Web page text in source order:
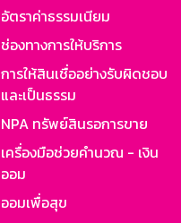
อัตราค่าธรรมเนียม
ช่องทางการให้บริการ
การให้สินเชื่ออย่างรับผิดชอบ
และเป็นธรรม
NPA ทรัพย์สินรอการขาย
เครื่องมือช่วยคำนวณ - เงิน
ออม
ออมเพื่อสุข